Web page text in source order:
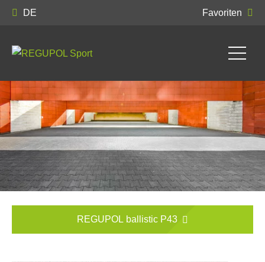
DE Favoriten
REGUPOL ballistic P43